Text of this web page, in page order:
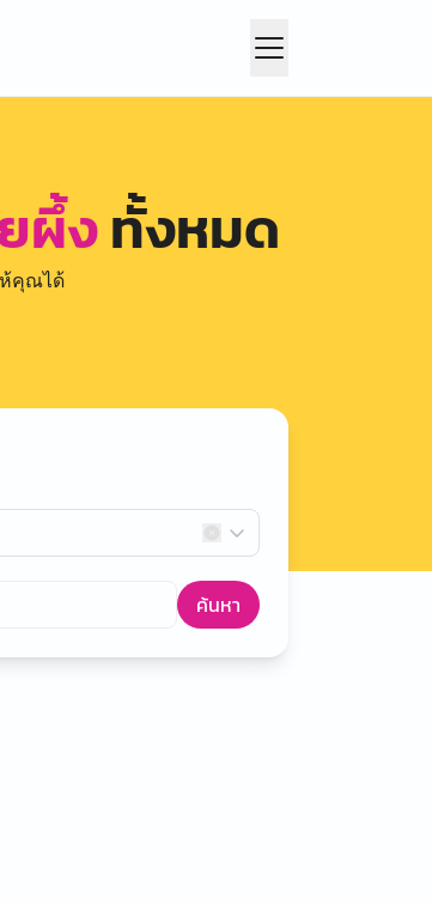
ผึ้งทั้งหมด
คุณได้
ค้นหา